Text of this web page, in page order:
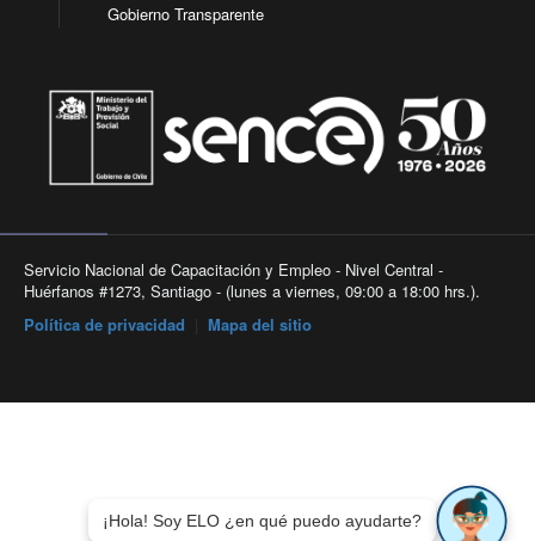
Gobierno Transparente
Servicio Nacional de Capacitación y Empleo - Nivel Central -
Huérfanos #1273, Santiago - (lunes a viernes, 09:00 a 18:00 hrs.).
Política de privacidad
Mapa del sitio
¡Hola! Soy ELO ¿en qué puedo ayudarte?